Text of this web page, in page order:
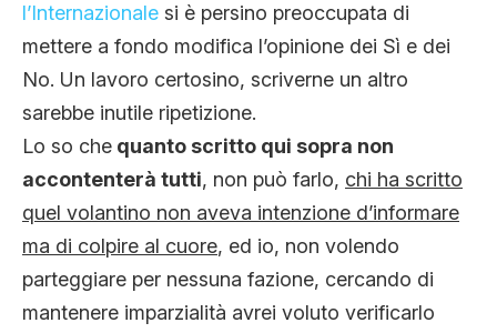
l’Internazionale si è persino preoccupata di
mettere a fondo modifica l’opinione dei Sì e dei
No. Un lavoro certosino, scriverne un altro
sarebbe inutile ripetizione.
Lo so che quanto scritto qui sopra non
accontenterà tutti, non può farlo, chi ha scritto
quel volantino non aveva intenzione d’informare
ma di colpire al cuore, ed io, non volendo
parteggiare per nessuna fazione, cercando di
mantenere imparzialità avrei voluto verificarlo